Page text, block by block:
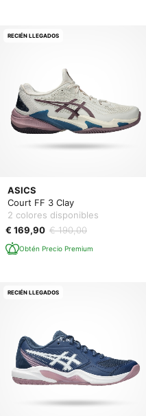
ASICS
Court FF 3 Clay
2 colores disponibles
€ 169,90 € 190,00
Obtén Precio Premium
RECIÉN LLEGADOS
RECIÉN LLEGADOS